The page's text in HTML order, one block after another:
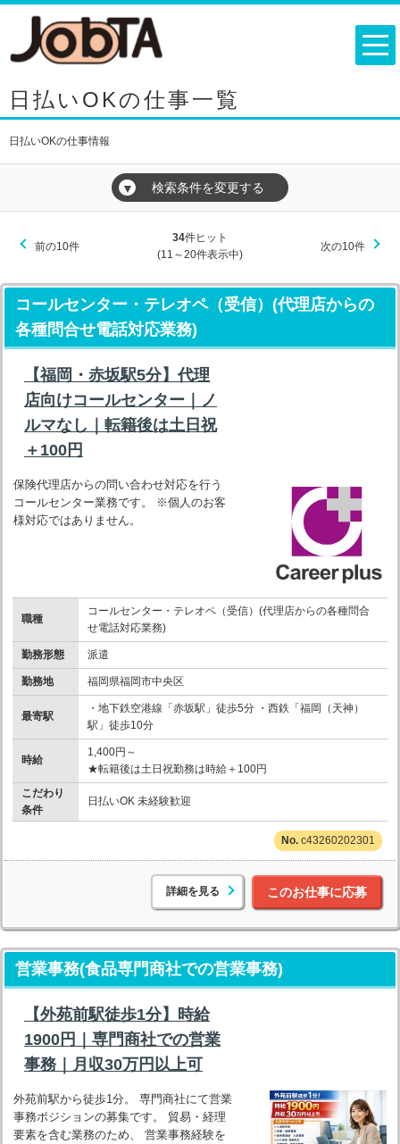
日払いOKの仕事一覧
日払いOKの仕事情報
▼ 検索条件を変更する
前の10件
34件ヒット
(11～20件表示中)
次の10件
コールセンター・テレオペ（受信）(代理店からの
各種問合せ電話対応業務)
【福岡・赤坂駅5分】代理
店向けコールセンター｜ノ
ルマなし｜転籍後は土日祝
＋100円
保険代理店からの問い合わせ対応を行う
コールセンター業務です。 ※個人のお客
様対応ではありません。
職種
コールセンター・テレオペ（受信）(代理店からの各種問合
せ電話対応業務)
勤務形態 派遣
勤務地 福岡県福岡市中央区
最寄駅
・地下鉄空港線「赤坂駅」徒歩5分 ・西鉄「福岡（天神）
駅」徒歩10分
時給
1,400円～
★転籍後は土日祝勤務は時給＋100円
こだわり
条件
日払いOK 未経験歓迎
c43260202301
詳細を見る このお仕事に応募
営業事務(食品専門商社での営業事務)
【外苑前駅徒歩1分】時給
1900円｜専門商社での営業
事務｜月収30万円以上可
外苑前駅から徒歩1分。 専門商社にて営業
事務ポジションの募集です。 貿易・経理
要素を含む業務のため、 営業事務経験を